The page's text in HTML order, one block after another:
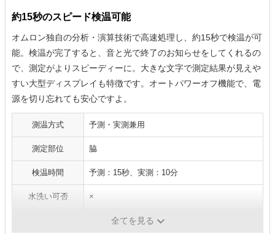
約15秒のスピード検温可能
オムロン独自の分析・演算技術で高速処理し、約15秒で検温が可
能。検温が完了すると、音と光で終了のお知らせをしてくれるの
で、測定がよりスピーディーに。大きな文字で測定結果が見えや
すい大型ディスプレイも特徴です。オートパワーオフ機能で、電
源を切り忘れても安心ですよ。
測温方式 予測・実測兼用
測定部位 脇
検温時間 予測：15秒、実測：10分
水洗い可否 ×
全てを見る